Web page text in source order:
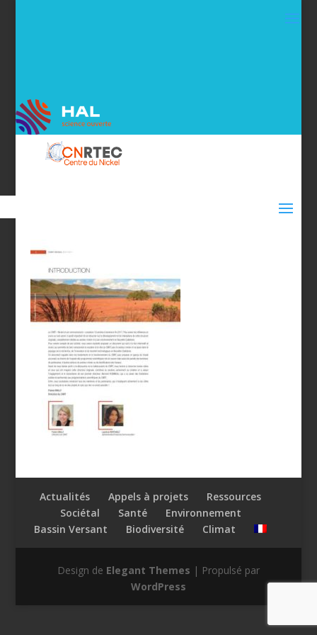
Actualités Appels à projets
Ressources
Sociétal
Santé
Environnement
Bassin Versant
Biodiversité Climat
Design de Elegant Themes | Propulsé par
WordPress